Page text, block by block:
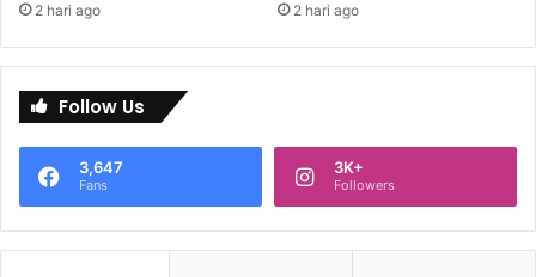
2 hari ago 2 hari ago
Follow Us
3,647
Fans
3K+
Followers